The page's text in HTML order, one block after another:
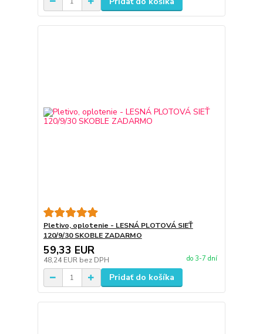
Pletivo, oplotenie - LESNÁ PLOTOVÁ SIEŤ
120/9/30 SKOBLE ZADARMO
59,33 EUR
48,24 EUR bez DPH do 3-7 dní
Pridať do košíka